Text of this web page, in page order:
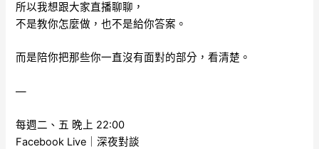
所以我想跟大家直播聊聊，
不是教你怎麼做，也不是給你答案。
而是陪你把那些你一直沒有面對的部分，看清楚。
—
每週二、五 晚上 22:00
Facebook Live｜深夜對談